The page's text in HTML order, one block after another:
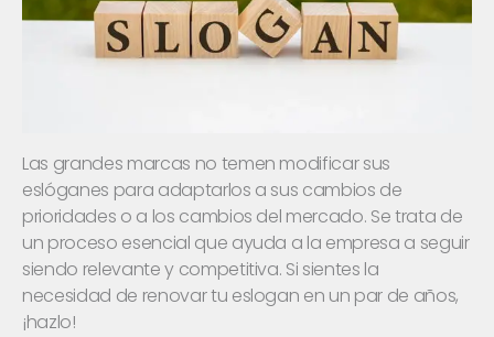
Las grandes marcas no temen modificar sus
eslóganes para adaptarlos a sus cambios de
prioridades o a los cambios del mercado. Se trata de
un proceso esencial que ayuda a la empresa a seguir
siendo relevante y competitiva. Si sientes la
necesidad de renovar tu eslogan en un par de años,
¡hazlo!